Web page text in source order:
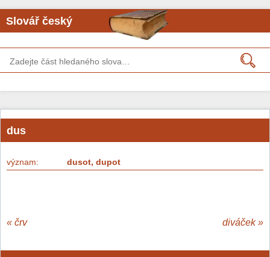
Slovář český
dus
význam: dusot, dupot
« črv diváček»